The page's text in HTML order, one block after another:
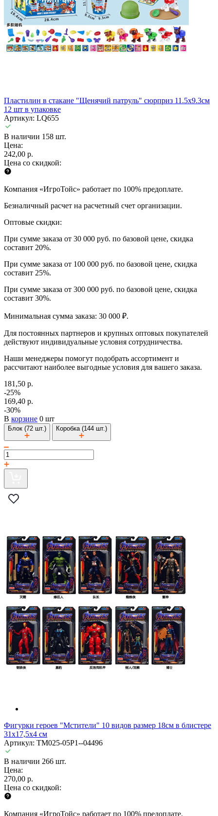
Пластилин в стакане "Щенячий патруль" сюрприз 11.5х9.3см
12 шт в упаковке
Артикул: LQ655
В наличии 158 шт.
Цена:
242,00 р.
Цена со скидкой:
Компания «ИгроТойс» работает по 100% предоплате.
Безналичный расчет на расчетный счет организации.
Оптовые скидки:
При сумме заказа от 30 000 руб. по базовой цене, скидка
составит 20%.
При сумме заказа от 100 000 руб. по базовой цене, скидка
составит 25%.
При сумме заказа от 300 000 руб. по базовой цене, скидка
составит 30%.
Минимальная сумма заказа: 30 000 ₽.
Для постоянных партнеров и крупных оптовых покупателей
действуют индивидуальные условия сотрудничества.
Наши менеджеры помогут подобрать ассортимент и
рассчитают наиболее выгодные условия для вашего заказа.
181,50 р.
-25%
169,40 р.
-30%
В корзине 0 шт
Блок (72 шт.) Коробка (144 шт.)
Фигурки героев "Мстители" 10 видов размер 18см в блистере
31х17,5х4 см
Артикул: TM025-05P1--04496
В наличии 266 шт.
Цена:
270,00 р.
Цена со скидкой:
Компания «ИгроТойс» работает по 100% предоплате.